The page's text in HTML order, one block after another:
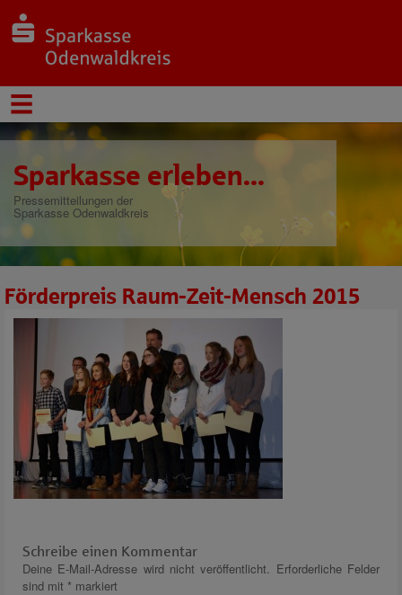
Sparkasse erleben...
Pressemitteilungen der
Sparkasse Odenwaldkreis
Förderpreis Raum-Zeit-Mensch 2015
Schreibe einen Kommentar
Deine E-Mail-Adresse wird nicht veröffentlicht. Erforderliche Felder
sind mit * markiert